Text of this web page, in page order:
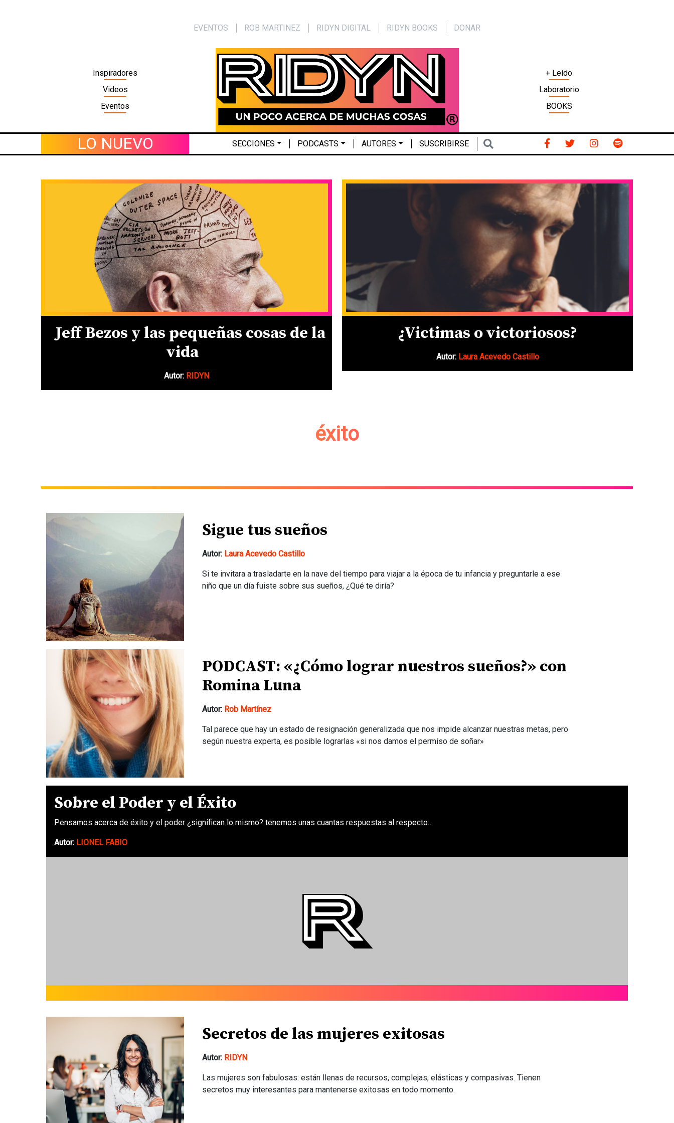
EVENTOS ROB MARTINEZ RIDYN DIGITAL RIDYN BOOKS DONAR
Inspiradores
Videos
Eventos
+ Leído
Laboratorio
BOOKS
LO NUEVO SECCIONES PODCASTS AUTORES SUSCRIBIRSE
Jeff Bezos y las pequeñas cosas de la
vida
Autor: RIDYN
¿Victimas o victoriosos?
Autor: Laura Acevedo Castillo
éxito
Sigue tus sueños
Autor: Laura Acevedo Castillo
Si te invitara a trasladarte en la nave del tiempo para viajar a la época de tu infancia y preguntarle a ese
niño que un día fuiste sobre sus sueños, ¿Qué te diría?
PODCAST: «¿Cómo lograr nuestros sueños?» con
Romina Luna
Autor: Rob Martínez
Tal parece que hay un estado de resignación generalizada que nos impide alcanzar nuestras metas, pero
según nuestra experta, es posible lograrlas «si nos damos el permiso de soñar»
Sobre el Poder y el Éxito
Pensamos acerca de éxito y el poder ¿significan lo mismo? tenemos unas cuantas respuestas al respecto…
Autor: LIONEL FABIO
Secretos de las mujeres exitosas
Autor: RIDYN
Las mujeres son fabulosas: están llenas de recursos, complejas, elásticas y compasivas. Tienen
secretos muy interesantes para mantenerse exitosas en todo momento.